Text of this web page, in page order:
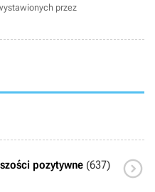
przez
pozytywne (637) 